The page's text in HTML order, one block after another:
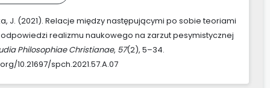
J. (2021). Relacje między następującymi po sobie teoriami
realizmu naukowego na zarzut pesymistycznej
Philosophiae Christianae, 57(2), 5–34.
10.21697/spch.2021.57.A.07